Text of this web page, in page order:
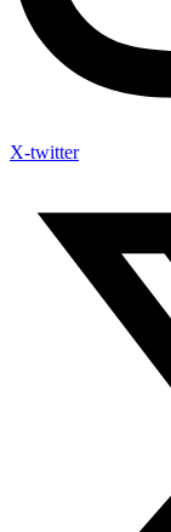
X-twitter